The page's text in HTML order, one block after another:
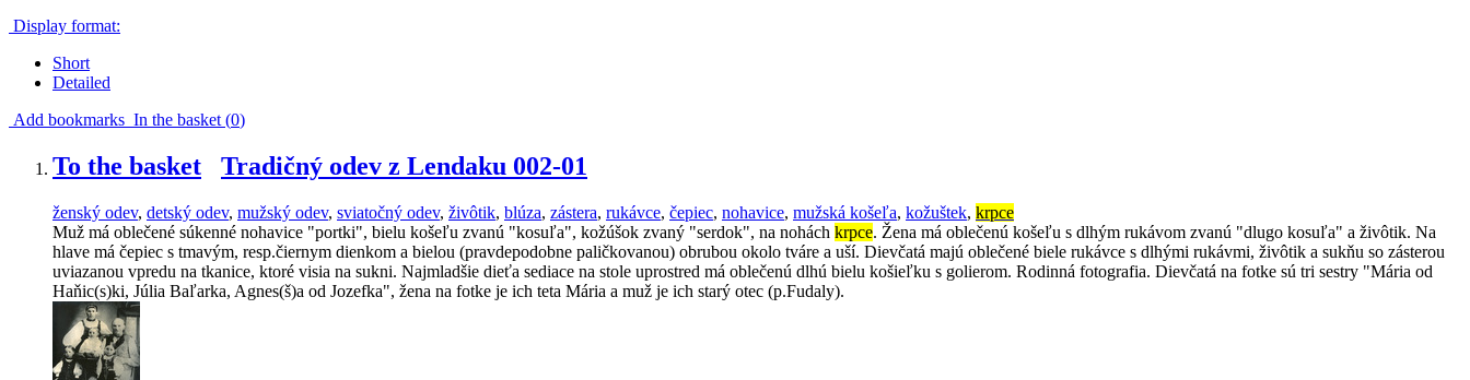
Display format:
Short
Detailed
Add bookmarks In the basket (0)
To the basket Tradičný odev z Lendaku 002-01
ženský odev, detský odev, mužský odev, sviatočný odev, živôtik, blúza, zástera, rukávce, čepiec, nohavice, mužská košeľa, kožuštek, krpce
Muž má oblečené súkenné nohavice "portki", bielu košeľu zvanú "kosuľa", kožúšok zvaný "serdok", na nohách krpce. Žena má oblečenú košeľu s dlhým rukávom zvanú "dlugo kosuľa" a živôtik. Na
hlave má čepiec s tmavým, resp.čiernym dienkom a bielou (pravdepodobne paličkovanou) obrubou okolo tváre a uší. Dievčatá majú oblečené biele rukávce s dlhými rukávmi, živôtik a sukňu so zásterou
uviazanou vpredu na tkanice, ktoré visia na sukni. Najmladšie dieťa sediace na stole uprostred má oblečenú dlhú bielu košieľku s golierom. Rodinná fotografia. Dievčatá na fotke sú tri sestry "Mária od
Haňic(s)ki, Júlia Baľarka, Agnes(š)a od Jozefka", žena na fotke je ich teta Mária a muž je ich starý otec (p.Fudaly).